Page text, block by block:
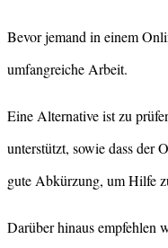
Bevor jemand in einem
umfangreiche Arbeit.
Eine Alternative ist zu
unterstützt, sowie dass der
gute Abkürzung, um Hilfe
Darüber hinaus empfehlen